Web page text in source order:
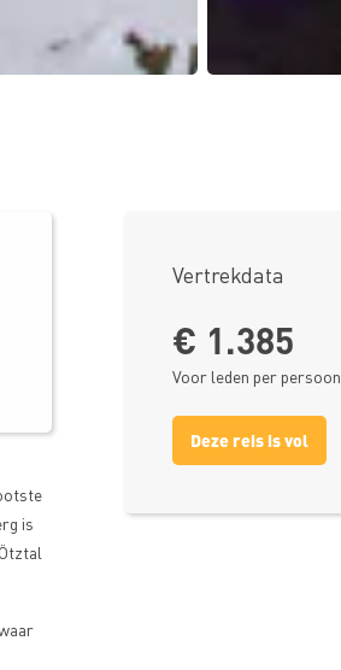
is
Vertrekdata
€ 1.385
Voor leden per persoon
Deze reis is vol